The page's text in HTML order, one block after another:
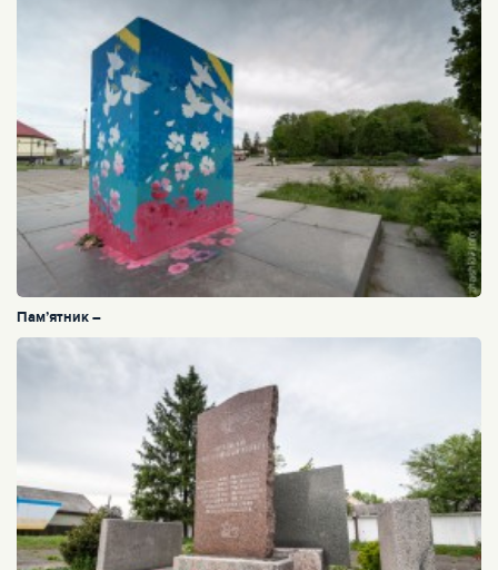
Пам’ятник –